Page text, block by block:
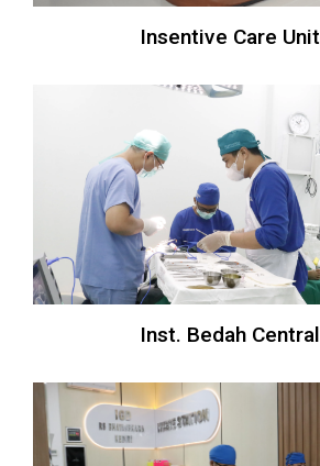
Insentive Care Unit
Inst. Bedah Central